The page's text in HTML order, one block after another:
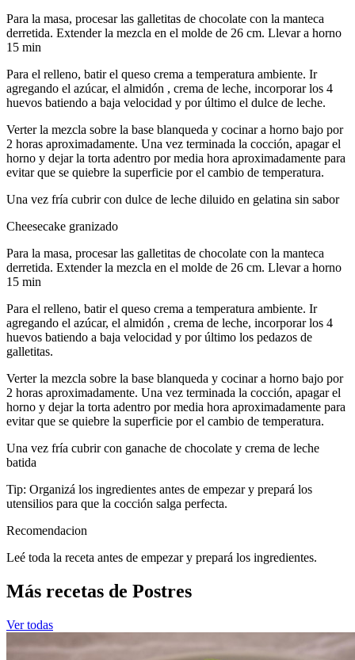
Para la masa, procesar las galletitas de chocolate con la manteca
derretida. Extender la mezcla en el molde de 26 cm. Llevar a horno
15 min
Para el relleno, batir el queso crema a temperatura ambiente. Ir
agregando el azúcar, el almidón , crema de leche, incorporar los 4
huevos batiendo a baja velocidad y por último el dulce de leche.
Verter la mezcla sobre la base blanqueda y cocinar a horno bajo por
2 horas aproximadamente. Una vez terminada la cocción, apagar el
horno y dejar la torta adentro por media hora aproximadamente para
evitar que se quiebre la superficie por el cambio de temperatura.
Una vez fría cubrir con dulce de leche diluido en gelatina sin sabor
Cheesecake granizado
Para la masa, procesar las galletitas de chocolate con la manteca
derretida. Extender la mezcla en el molde de 26 cm. Llevar a horno
15 min
Para el relleno, batir el queso crema a temperatura ambiente. Ir
agregando el azúcar, el almidón , crema de leche, incorporar los 4
huevos batiendo a baja velocidad y por último los pedazos de
galletitas.
Verter la mezcla sobre la base blanqueda y cocinar a horno bajo por
2 horas aproximadamente. Una vez terminada la cocción, apagar el
horno y dejar la torta adentro por media hora aproximadamente para
evitar que se quiebre la superficie por el cambio de temperatura.
Una vez fría cubrir con ganache de chocolate y crema de leche
batida
Tip: Organizá los ingredientes antes de empezar y prepará los
utensilios para que la cocción salga perfecta.
Recomendacion
Leé toda la receta antes de empezar y prepará los ingredientes.
Más recetas de Postres
Ver todas